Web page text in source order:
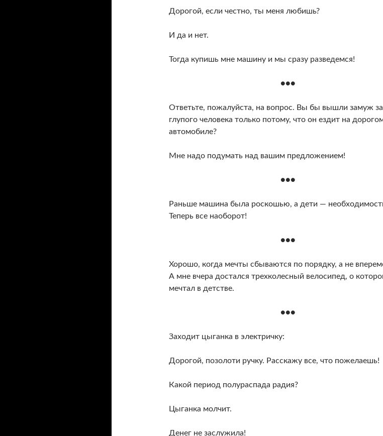
Дорогой, если честно, ты меня любишь?
И да и нет.
Тогда купишь мне машину и мы сразу разведемся!
●●●
Ответьте, пожалуйста, на вопрос. Вы бы вышли замуж
глупого человека только потому, что он ездит на
автомобиле?
Мне надо подумать над вашим предложением!
●●●
Раньше машина была роскошью, а дети —
Теперь все наоборот!
●●●
Хорошо, когда мечты сбываются по порядку, а не
А мне вчера достался трехколесный велосипед, о
мечтал в детстве.
●●●
Заходит цыганка в электричку:
Дорогой, позолоти ручку. Расскажу все, что пожелаешь!
Какой период полураспада радия?
Цыганка молчит.
Денег не заслужила!